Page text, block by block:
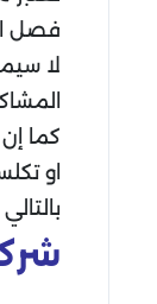
فصل
لا
كما
او